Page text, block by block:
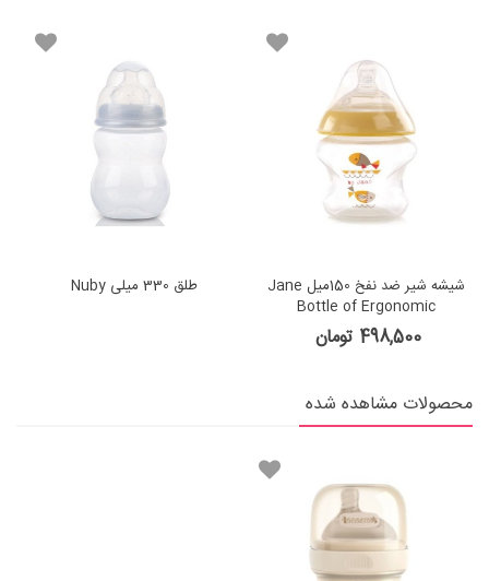
شیشه شیر ضد نفخ 150میل Jane
Bottle of Ergonomic
498,500 تومان
طلق 330 میلی Nuby
محصولات مشاهده شده